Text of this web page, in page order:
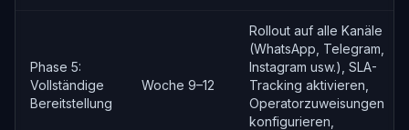
Phase 5:
Vollständige
Bereitstellung
Woche 9–12
Rollout auf alle Kanäle
(WhatsApp, Telegram,
Instagram usw.), SLA-
Tracking aktivieren,
Operatorzuweisungen
konfigurieren,